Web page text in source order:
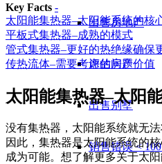
出售房地产
评估房产价值
出售别墅
销售错误 <
Key Facts -
太阳能集热器–太阳能系统的核
平板式集热器–成熟的模式
管式集热器–更好的热绝缘确保
传热流体–需要考虑的问题
太阳能集热器–太阳
没有集热器，太阳能系统就无
因此，集热器是太阳能系统的
成为可能。想了解更多关于太